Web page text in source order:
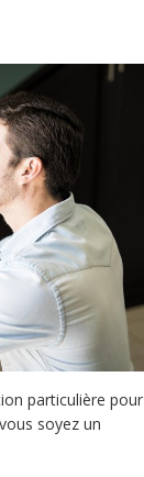
particulière pour
soyez un